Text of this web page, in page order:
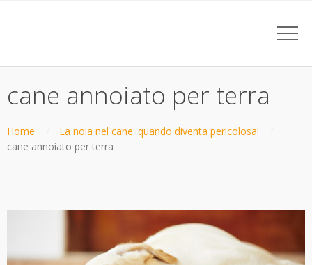
cane annoiato per terra
Home
La noia nel cane: quando diventa pericolosa!
cane annoiato per terra